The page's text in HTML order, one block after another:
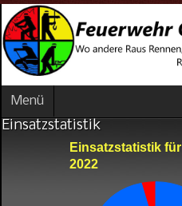
Menü
Einsatzstatistik
Einsatzstatistik
2022